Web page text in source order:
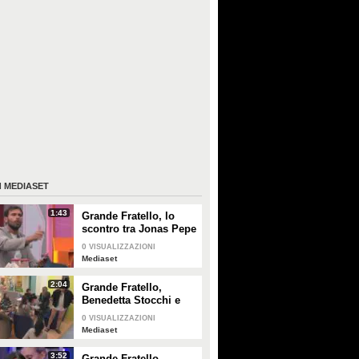
MEDIASET
1:43
Grande Fratello, lo
scontro tra Jonas Pepe
e Domenico D'Alterio
0 VISUALIZZAZIONI
Mediaset
2:04
Grande Fratello,
Benedetta Stocchi e
Francesca Carrara:
discussione in camera
0 VISUALIZZAZIONI
Mediaset
3:52